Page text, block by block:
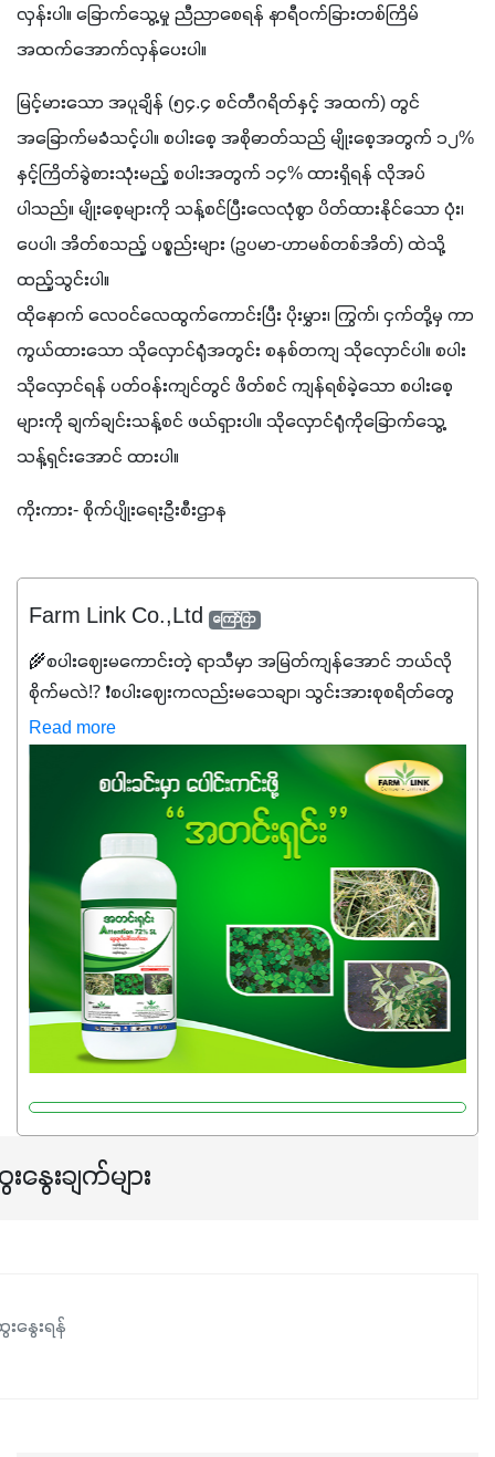
လှန်းပါ။ ခြောက်သွေ့မှု ညီညာစေရန် နာရီဝက်ခြားတစ်ကြိမ်
အထက်အောက်လှန်ပေးပါ။
မြင့်မားသော အပူချိန် (၅၄.၄ စင်တီဂရိတ်နှင့် အထက်) တွင်
အခြောက်မခံသင့်ပါ။ စပါးစေ့ အစိုဓာတ်သည် မျိုးစေ့အတွက် ၁၂%
နှင့်ကြိတ်ခွဲစားသုံးမည့် စပါးအတွက် ၁၄% ထားရှိရန် လိုအပ်
ပါသည်။ မျိုးစေ့များကို သန့်စင်ပြီးလေလုံစွာ ပိတ်ထားနိုင်သော ပုံး၊
ပေပါ၊ အိတ်စသည့် ပစ္စည်းများ (ဥပမာ-ဟာမစ်တစ်အိတ်) ထဲသို့
ထည့်သွင်းပါ။
ထိုနောက် လေဝင်လေထွက်ကောင်းပြီး ပိုးမွှား၊ ကြွက်၊ ငှက်တို့မှ ကာ
ကွယ်ထားသော သိုလှောင်ရုံအတွင်း စနစ်တကျ သိုလှောင်ပါ။ စပါး
သိုလှောင်ရန် ပတ်ဝန်းကျင်တွင် ဖိတ်စင် ကျန်ရစ်ခဲ့သော စပါးစေ့
များကို ချက်ချင်းသန့်စင် ဖယ်ရှားပါ။ သိုလှောင်ရုံကိုခြောက်သွေ့
သန့်ရှင်းအောင် ထားပါ။
ကိုးကား- စိုက်ပျိုးရေးဦးစီးဌာန
Farm Link Co.,Ltd ကြော်ငြာ
🌾စပါးဈေးမကောင်းတဲ့ ရာသီမှာ အမြတ်ကျန်အောင် ဘယ်လို
စိုက်မလဲ⁉️ ❗စပါးဈေးကလည်းမသေချာ၊ သွင်းအားစုစရိတ်တွေ
ကလည်း တက်နေတဲ့ဒီလိုအချိန်မှာ သွင်းအားစုဖိုးကို လျှော့ချပြီး
အထွက်နှုန်းကို ထိန်းထားနိုင်မှ ဦးကြီးတို့ အဆင်ပြေမှာနော် ✔️ဒါ
ကြောင့် ကိုယ်သုံးသမျှ ကိုယ့်အတွက်အကျိုးရစေမယ့်
အရည်အသွေးစိတ်ချရတဲ့ သွင်းအားစုပစ္စည်းတွေကိုပဲ ရွေးချယ်
သုံးသင့်ပါတယ်။
Read more
နွေးချက်များ
နွေးရန်